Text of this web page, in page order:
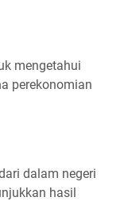
mengetahui
perekonomian
dalam negeri
hasil